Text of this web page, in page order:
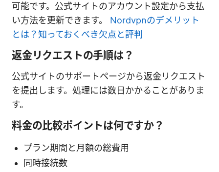
可能です。公式サイトのアカウント設定から支払
い方法を更新できます。 Nordvpnのデメリット
とは？知っておくべき欠点と評判
返金リクエストの手順は？
公式サイトのサポートページから返金リクエスト
を提出します。処理には数日かかることがありま
す。
料金の比較ポイントは何ですか？
プラン期間と月額の総費用
同時接続数